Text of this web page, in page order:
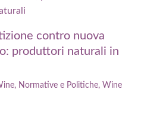
contro nuova
produttori naturali in
, Normative e Politiche, Wine